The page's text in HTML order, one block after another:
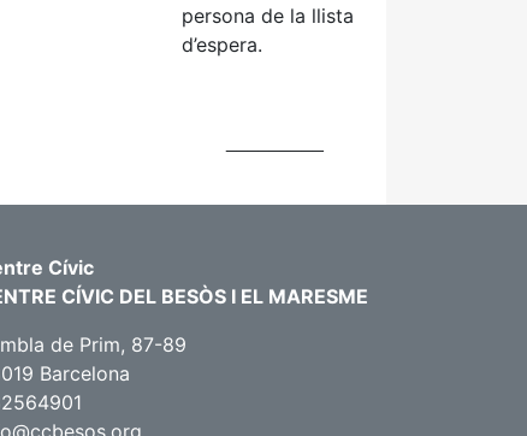
persona de la llista
d’espera.
Cívic
CÍVIC DEL BESÒS I EL MARESME
de Prim, 87-89
Barcelona